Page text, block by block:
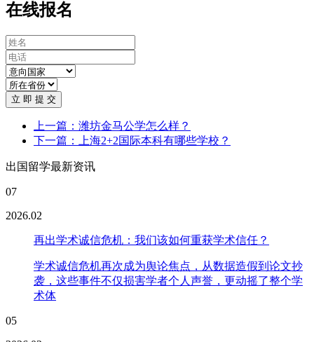
在线报名
立 即 提 交
上一篇：潍坊金马公学怎么样？
下一篇：上海2+2国际本科有哪些学校？
出国留学最新资讯
07
2026.02
再出学术诚信危机：我们该如何重获学术信任？
学术诚信危机再次成为舆论焦点，从数据造假到论文抄
袭，这些事件不仅损害学者个人声誉，更动摇了整个学
术体
05